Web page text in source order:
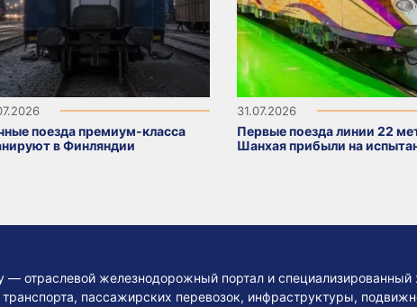
поезда премиум-класса
в Финляндии
31.07.2026
Первые поезда линии 22
Шанхая прибыли на
— отраслевой железнодорожный портал и специализированный
пассажирских перевозок, инфраструктуры,